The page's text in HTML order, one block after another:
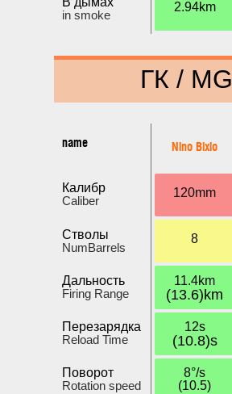
in smoke
2.94km
ГК / MG
name
Калибр
Caliber
Стволы
NumBarrels
Дальность
Firing Range
Перезарядка
Reload Time
Поворот
Rotation speed
Nino Bixio
120mm
8
11.4km
(13.6)km
12s
(10.8)s
8°/s
(10.5)